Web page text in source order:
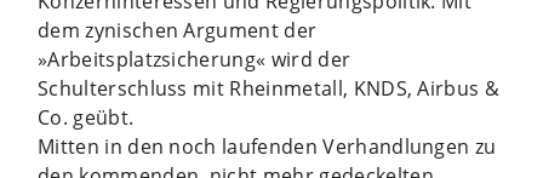
dem zynischen Argument der
»Arbeitsplatzsicherung« wird der
Schulterschluss mit Rheinmetall, KNDS, Airbus &
Co. geübt.
Mitten in den noch laufenden Verhandlungen zu